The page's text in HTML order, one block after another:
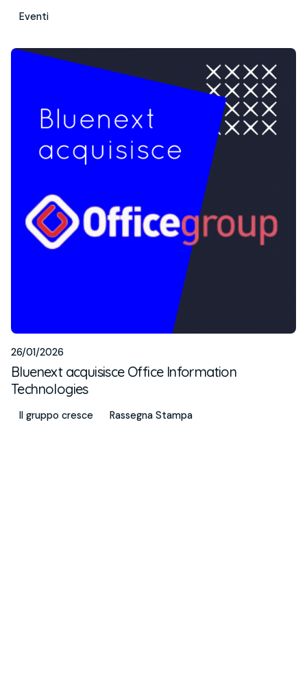
Eventi
26/01/2026
Bluenext acquisisce Office Information
Technologies
Il gruppo cresce Rassegna Stampa